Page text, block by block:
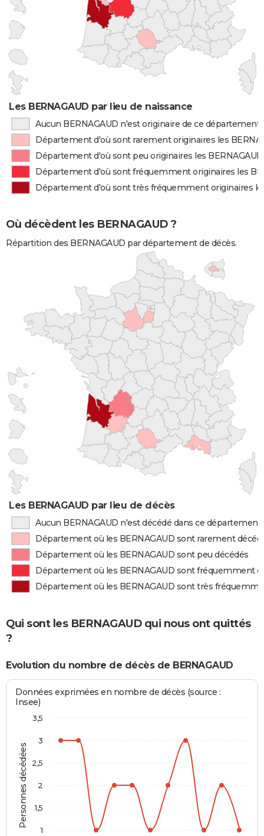
Les BERNAGAUD par lieu de naissance
Aucun BERNAGAUD n'est originaire de ce département
Département d'où sont rarement originaires les
Département d'où sont peu originaires les BERNAGAUD
Département d'où sont fréquemment originaires les
Département d'où sont très fréquemment originaires
Où décèdent les BERNAGAUD ?
Répartition des BERNAGAUD par département de décès.
Les BERNAGAUD par lieu de décès
Aucun BERNAGAUD n'est décédé dans ce département
Département où les BERNAGAUD sont rarement
Département où les BERNAGAUD sont peu décédés
Département où les BERNAGAUD sont fréquemment
Département où les BERNAGAUD sont très
Qui sont les BERNAGAUD qui nous ont quittés
?
Evolution du nombre de décès de BERNAGAUD
Personnes décédées
Données exprimées en nombre de décès (source :
Insee)
1
1,5
2
2,5
3
3,5